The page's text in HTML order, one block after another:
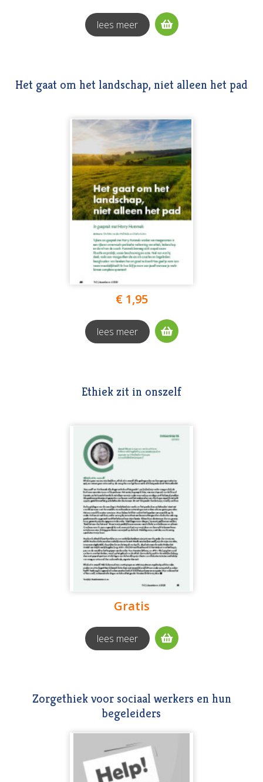
lees meer
Het gaat om het landschap, niet alleen het pad
€ 1,95
lees meer
Ethiek zit in onszelf
Gratis
lees meer
Zorgethiek voor sociaal werkers en hun
begeleiders